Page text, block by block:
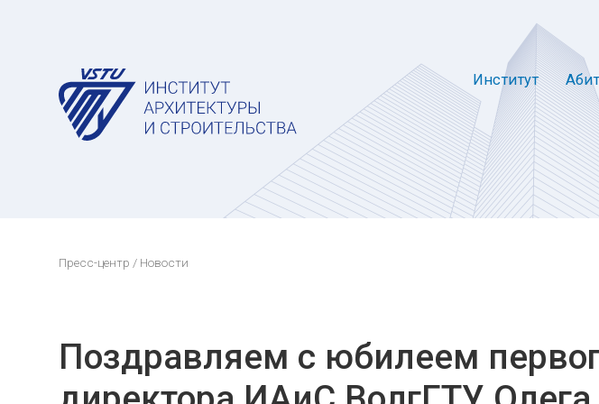
Институт
Пресс-центр / Новости
Поздравляем с юбилеем